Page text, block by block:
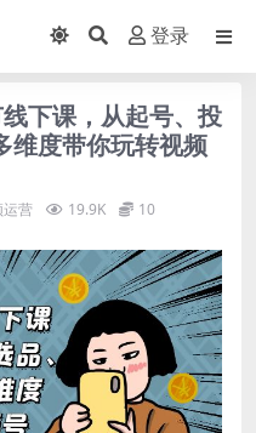
登录
线下课，从起号、投
维度带你玩转视频
运营 19.9K 10